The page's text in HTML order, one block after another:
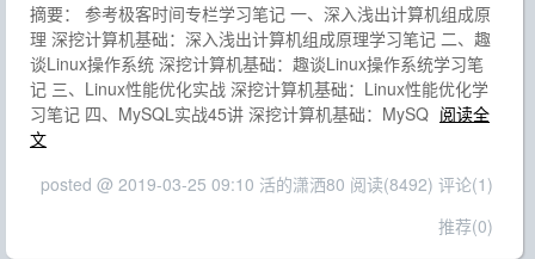
摘要： 参考极客时间专栏学习笔记 一、深入浅出计算机组成原
理 深挖计算机基础：深入浅出计算机组成原理学习笔记 二、趣
谈Linux操作系统 深挖计算机基础：趣谈Linux操作系统学习笔
记 三、Linux性能优化实战 深挖计算机基础：Linux性能优化学
习笔记 四、MySQL实战45讲 深挖计算机基础：MySQ 阅读全
文
posted @ 2019-03-25 09:10 活的潇洒80 阅读(8492) 评论(1)
推荐(0)